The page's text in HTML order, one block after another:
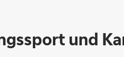
und